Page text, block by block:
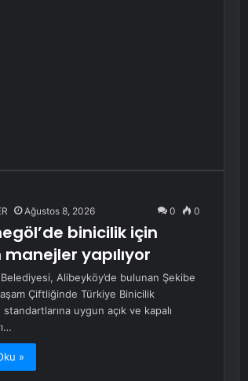
Ağustos 8, 2026 0 0
binicilik için
yapılıyor
Alibeyköy’de bulunan Şekibe
Çiftliğinde Türkiye Binicilik
uygun açık ve kapalı
»